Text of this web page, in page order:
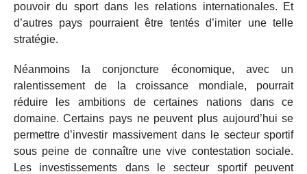
pouvoir du sport dans les relations internationales. Et
d’autres pays pourraient être tentés d’imiter une telle
stratégie.
Néanmoins la conjoncture économique, avec un
ralentissement de la croissance mondiale, pourrait
réduire les ambitions de certaines nations dans ce
domaine. Certains pays ne peuvent plus aujourd’hui se
permettre d’investir massivement dans le secteur sportif
sous peine de connaître une vive contestation sociale.
Les investissements dans le secteur sportif peuvent